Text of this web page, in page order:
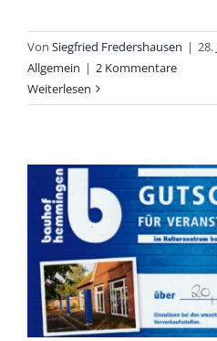
Von Siegfried Fredershausen | 28.
Allgemein | 2 Kommentare
Weiterlesen